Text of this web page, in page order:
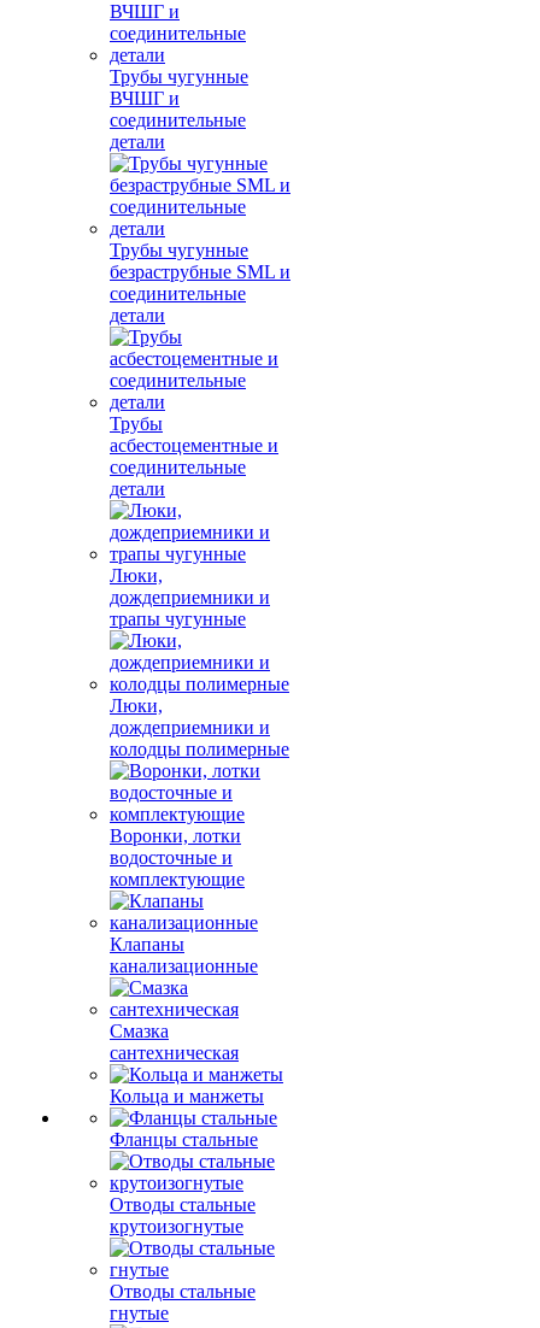
Трубы чугунные
ВЧШГ и
соединительные
детали
Трубы чугунные
безраструбные SML и
соединительные
детали
Трубы
асбестоцементные и
соединительные
детали
Люки,
дождеприемники и
трапы чугунные
Люки,
дождеприемники и
колодцы полимерные
Воронки, лотки
водосточные и
комплектующие
Клапаны
канализационные
Смазка
сантехническая
Кольца и манжеты
Фланцы стальные
Отводы стальные
крутоизогнутые
Отводы стальные
гнутые